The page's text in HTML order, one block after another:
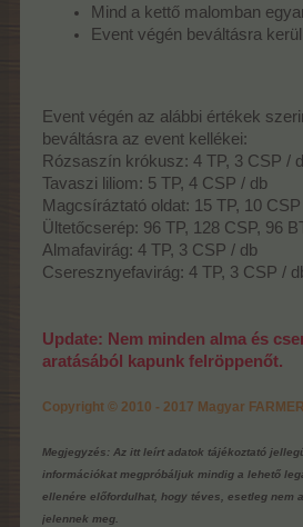
Mind a kettő malomban
Event végén beváltásra kerül
Event végén az alábbi értékek
beváltásra az event kellékei:
Rózsaszín krókusz: 4 TP, 3 CSP /
Tavaszi liliom: 5 TP, 4 CSP / db
Magcsíráztató oldat: 15 TP, 10
Ültetőcserép: 96 TP, 128 CSP, 96
Almafavirág: 4 TP, 3 CSP / db
Cseresznyefavirág: 4 TP, 3 CSP /
Update: Nem minden alma és
aratásából kapunk felröppenőt.
Copyright © 2010 - 2017 Magyar
Megjegyzés: Az itt leírt adatok tájékoztató
információkat megpróbáljuk mindig a lehető
ellenére előfordulhat, hogy téves, esetleg nem
jelennek meg.